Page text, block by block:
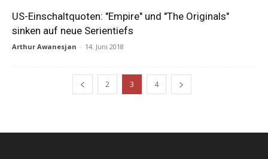
US-Einschaltquoten: "Empire" und "The Originals"
sinken auf neue Serientiefs
Arthur Awanesjan - 14. Juni 2018
2 3 4